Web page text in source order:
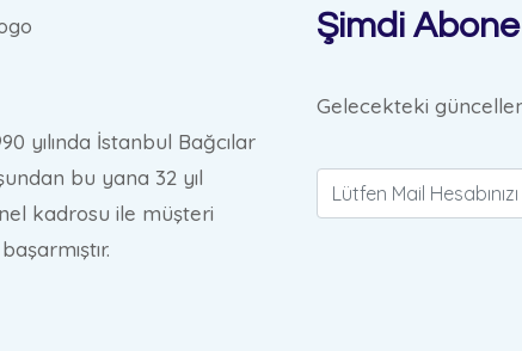
yılında İstanbul Bağcılar
bu yana 32 yıl
kadrosu ile müşteri
Şimdi Abone
Gelecekteki